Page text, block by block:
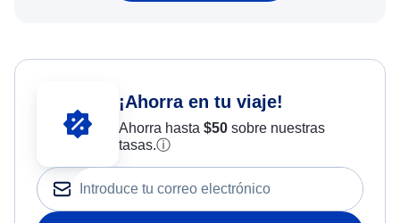
¡Ahorra en tu viaje!
Ahorra hasta $50sobre nuestras
tasas.ⓘ